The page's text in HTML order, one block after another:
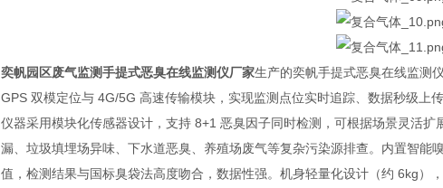
奕帆园区废气监测手提式恶臭在线监测仪厂家生产的奕帆手提式恶臭在线监测
GPS 双模定位与 4G/5G 高速传输模块，实现监测点位实时追踪、数据秒级上
仪器采用模块化传感器设计，支持 8+1 恶臭因子同时检测，可根据场景灵活
漏、垃圾填埋场异味、下水道恶臭、养殖场废气等复杂污染源排查。内置智能
值，检测结果与国标臭袋法高度吻合，数据性强。机身轻量化设计（约 6kg）